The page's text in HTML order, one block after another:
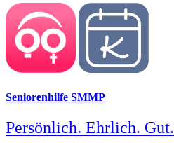
Seniorenhilfe SMMP
Persönlich. Ehrlich. Gut.